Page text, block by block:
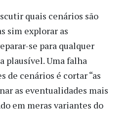
quais cenários são
sim explorar as
se para qualquer
plausível. Uma falha
de cenários é cortar “as
as eventualidades mais
em meras variantes do